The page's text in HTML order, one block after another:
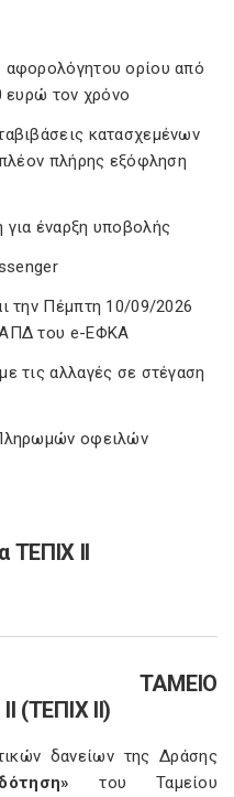
ορίου από
ευρώ τον χρόνο
κατασχεμένων
πλήρης εξόφληση
έναρξη υποβολής
την Πέμπτη 10/09/2026
ΑΠΔ του e-ΕΦΚΑ
τις αλλαγές σε στέγαση
οφειλών
ΤΕΠΙΧ ΙΙ
ΤΑΜΕΙΟ
(ΤΕΠΙΧ ΙΙ)
δανείων της Δράσης
του Ταμείου